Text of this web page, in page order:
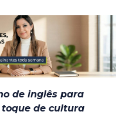
de inglês para
de cultura